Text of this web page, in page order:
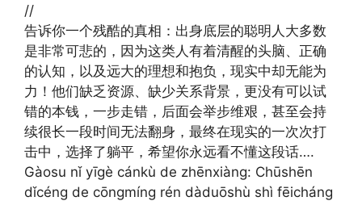
//
告诉你一个残酷的真相：出身底层的聪明人大多数
是非常可悲的，因为这类人有着清醒的头脑、正确
的认知，以及远大的理想和抱负，现实中却无能为
力！他们缺乏资源、缺少关系背景，更没有可以试
错的本钱，一步走错，后面会举步维艰，甚至会持
续很长一段时间无法翻身，最终在现实的一次次打
击中，选择了躺平，希望你永远看不懂这段话….
Gàosu nǐ yīgè cánkù de zhēnxiàng: Chūshēn
dǐcéng de cōngmíng rén dàduōshù shì fēicháng